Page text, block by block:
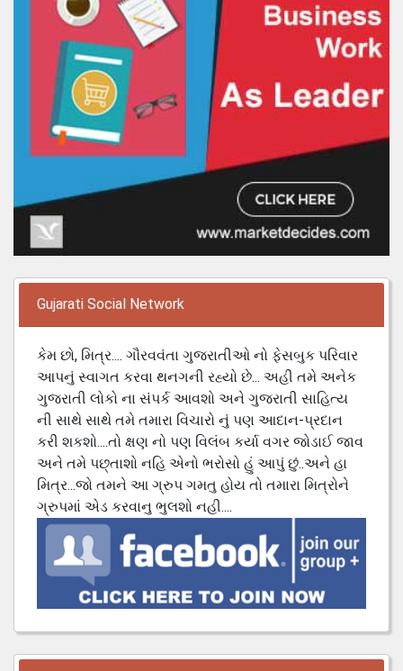
Gujarati Social Network
કેમ છો, મિત્ર.... ગૌરવવંતા ગુજરાતીઓ નો ફેસબુક પરિવાર
આપનું સ્વાગત કરવા થનગની રહ્યો છે... અહી તમે અનેક
ગુજરાતી લોકો ના સંપર્ક આવશો અને ગુજરાતી સાહિત્ય
ની સાથે સાથે તમે તમારા વિચારો નું પણ આદાન-પ્રદાન
કરી શકશો....તો ક્ષણ નો પણ વિલંબ કર્યા વગર જોડાઈ જાવ
અને તમે પછ્તાશો નહિ એનો ભરોસો હું આપું છું..અને હા
મિત્ર...જો તમને આ ગ્રુપ ગમતુ હોય તો તમારા મિત્રોને
ગ્રુપમાં એડ કરવાનુ ભુલશો નહી....